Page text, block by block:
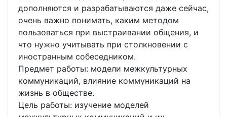
дополняются и разрабатываются даже сейчас,
очень важно понимать, каким методом
пользоваться при выстраивании общения, и
что нужно учитывать при столкновении с
иностранным собеседником.
Предмет работы: модели межкультурных
коммуникаций, влияние коммуникаций на
жизнь в обществе.
Цель работы: изучение моделей